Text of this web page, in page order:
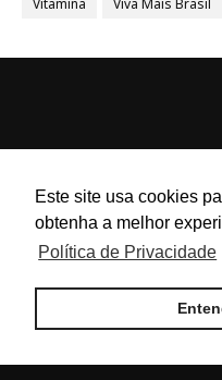
Este site usa cookies
obtenha a melhor
Política de Privacidade
Vitamina
Viva Mais Brasil
ACS e ACE